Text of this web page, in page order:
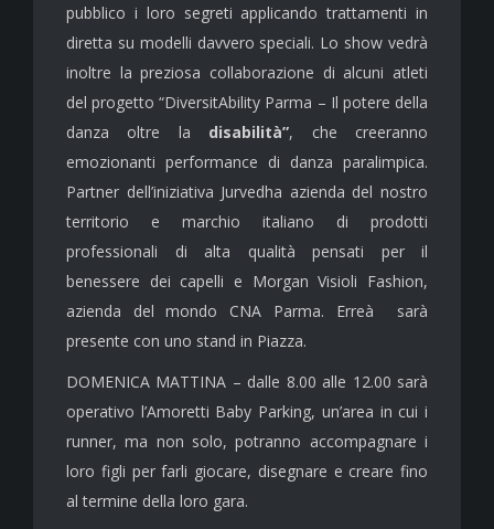
pubblico i loro segreti applicando trattamenti in
diretta su modelli davvero speciali. Lo show vedrà
inoltre la preziosa collaborazione di alcuni atleti
del progetto “DiversitAbility Parma – Il potere della
danza oltre la disabilità”, che creeranno
emozionanti performance di danza paralimpica.
Partner dell’iniziativa Jurvedha azienda del nostro
territorio e marchio italiano di prodotti
professionali di alta qualità pensati per il
benessere dei capelli e Morgan Visioli Fashion,
azienda del mondo CNA Parma. Erreà sarà
presente con uno stand in Piazza.
DOMENICA MATTINA – dalle 8.00 alle 12.00 sarà
operativo l’Amoretti Baby Parking, un’area in cui i
runner, ma non solo, potranno accompagnare i
loro figli per farli giocare, disegnare e creare fino
al termine della loro gara.